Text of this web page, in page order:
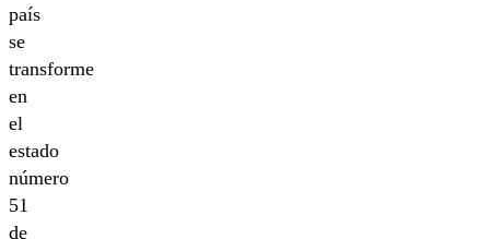
país
se
transforme
en
el
estado
número
51
de